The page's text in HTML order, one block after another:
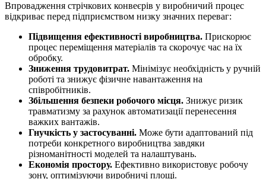
Впровадження стрічкових конвеєрів у виробничий процес
відкриває перед підприємством низку значних переваг:
Підвищення ефективності виробництва. Прискорює
процес переміщення матеріалів та скорочує час на їх
обробку.
Зниження трудовитрат. Мінімізує необхідність у ручній
роботі та знижує фізичне навантаження на
співробітників.
Збільшення безпеки робочого місця. Знижує ризик
травматизму за рахунок автоматизації перенесення
важких вантажів.
Гнучкість у застосуванні. Може бути адаптований під
потреби конкретного виробництва завдяки
різноманітності моделей та налаштувань.
Економія простору. Ефективно використовує робочу
зону, оптимізуючи виробничі площі.